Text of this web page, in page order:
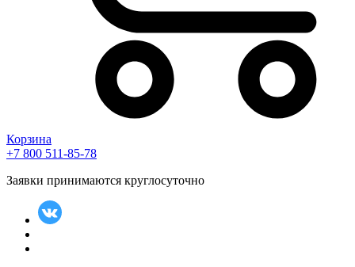
Корзина
+7 800 511-85-78
Заявки принимаются круглосуточно